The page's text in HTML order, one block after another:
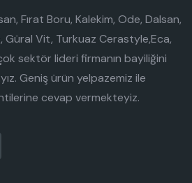
Fırat Boru, Kalekim, Ode, Dalsan,
Güral Vit, Turkuaz Cerastyle,Eca,
sektör lideri firmanın bayiliğini
Geniş ürün yelpazemiz ile
cevap vermekteyiz.